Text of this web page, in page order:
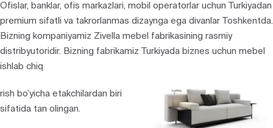
Ofislar, banklar, ofis markazlari, mobil operatorlar uchun Turkiyadan
premium sifatli va takrorlanmas dizaynga ega divanlar Toshkentda.
Bizning kompaniyamiz Zivella mebel fabrikasining rasmiy
distribyutoridir. Bizning fabrikamiz Turkiyada biznes uchun mebel
ishlab chiq
rish bo’yicha etakchilardan biri
sifatida tan olingan.